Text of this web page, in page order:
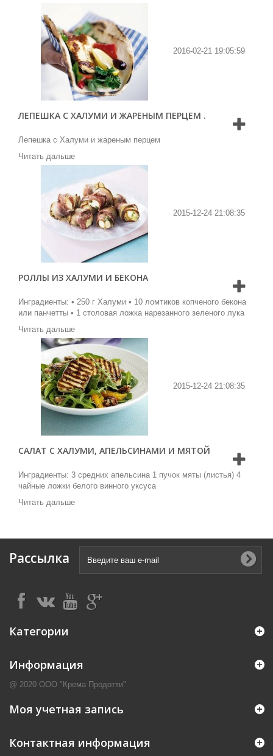
2016-02-21 19:05:59
ЛЕПЕШКА С ХАЛУМИ И ЖАРЕНЫМ ПЕРЦЕМ .
Лепешка с Халуми и жареным перцем
Читать дальше
2015-12-24 21:08:35
РОЛЛЫ ИЗ ХАЛУМИ И БЕКОНА
Инградиенты: • 250 г Халуми • 10 ломтиков копченого бекона
или панчетты • 1 столовая ложка нарезанного зеленого лука
Читать дальше
2015-12-24 21:08:35
САЛАТ С ХАЛУМИ, АПЕЛЬСИНАМИ И МЯТОЙ
Инградиенты: 3 средних апельсина 1 пучок мяты (листья) 4
чайные ложки белого винного уксуса
Читать дальше
Рассылка
Категории
Информация
@ 2020 ООО "Крема Продотти"
Моя учетная запись
Контактная информация